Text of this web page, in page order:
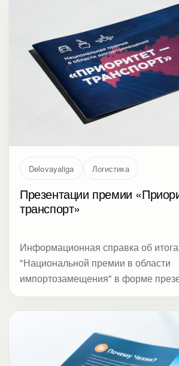
Delovayaliga Логистика
Презентации премии
транспорт»
"Национальной премии в области
импортозамещения" в форме